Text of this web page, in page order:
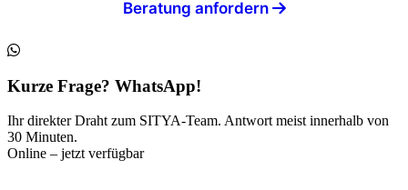
Beratung anfordern
Kurze Frage? WhatsApp!
Ihr direkter Draht zum SITYA-Team. Antwort meist innerhalb von
30 Minuten.
Online – jetzt verfügbar